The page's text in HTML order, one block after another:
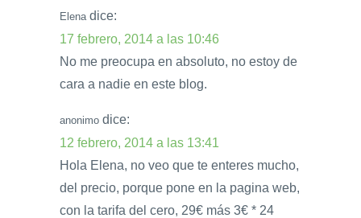
Elena dice:
17 febrero, 2014 a las 10:46
No me preocupa en absoluto, no estoy de
cara a nadie en este blog.
anonimo dice:
12 febrero, 2014 a las 13:41
Hola Elena, no veo que te enteres mucho,
del precio, porque pone en la pagina web,
con la tarifa del cero, 29€ más 3€ * 24